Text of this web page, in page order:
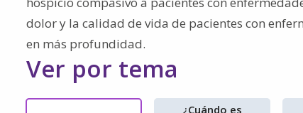
dolor y la calidad de vida de pacientes con
en más profundidad.
Ver por tema
¿Cuándo es